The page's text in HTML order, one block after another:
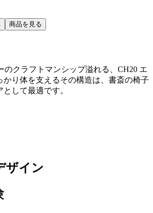
商品を見る
のクラフトマンシップ溢れる、CH20 エ
かり体を支えるその構造は、書斎の椅子
して最適です。
ザイン